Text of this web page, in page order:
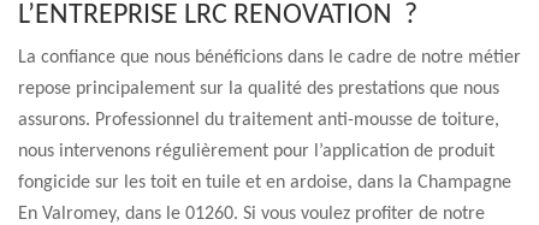
L’ENTREPRISE LRC RENOVATION ?
La confiance que nous bénéficions dans le cadre de notre métier
repose principalement sur la qualité des prestations que nous
assurons. Professionnel du traitement anti-mousse de toiture,
nous intervenons régulièrement pour l’application de produit
fongicide sur les toit en tuile et en ardoise, dans la Champagne
En Valromey, dans le 01260. Si vous voulez profiter de notre